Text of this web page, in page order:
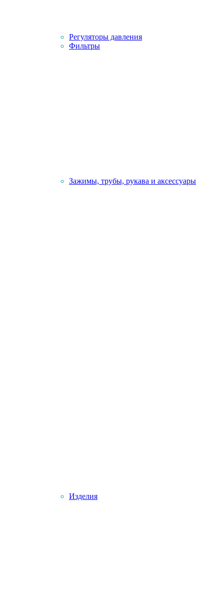
Регуляторы давления
Фильтры
Зажимы, трубы, рукава и аксессуары
Изделия